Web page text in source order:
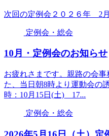
次回の定例会２０２６年 2
定例会・総会
10月・定例会のお知らせ
お疲れさまです。親路の会
た、当日朝8時より運動会の
時：10月15日(土) 17...
定例会・総会